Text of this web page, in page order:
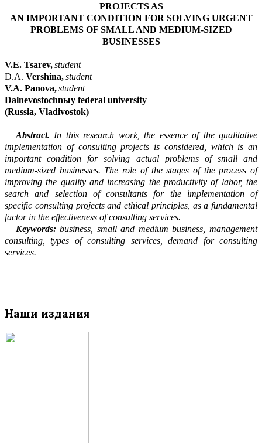
PROJECTS AS
AN IMPORTANT CONDITION FOR SOLVING URGENT
PROBLEMS OF SMALL AND MEDIUM-SIZED
BUSINESSES
V.E. Tsarev,student
D.A. Vershina,student
V.A. Panova,student
Dalnevostochnыy federal university
(Russia, Vladivostok)
Abstract. In this research work, the essence of the qualitative
implementation of consulting projects is considered, which is an
important condition for solving actual problems of small and
medium-sized businesses. The role of the stages of the process of
improving the quality and increasing the productivity of labor, the
search and selection of consultants for the implementation of
specific consulting projects and ethical principles, as a fundamental
factor in the effectiveness of consulting services.
Keywords:business, small and medium business, management
consulting, types of consulting services, demand for consulting
services.
Наши издания